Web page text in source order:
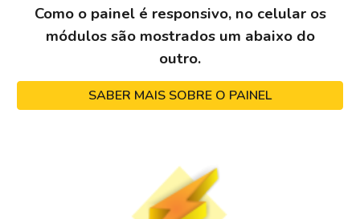
Como o painel é responsivo, no celular os
módulos são mostrados um abaixo do
outro.
SABER MAIS SOBRE O PAINEL